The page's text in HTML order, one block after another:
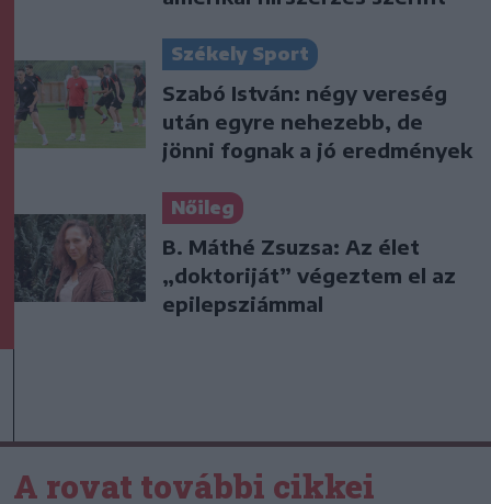
Székely Sport
Szabó István: négy vereség
után egyre nehezebb, de
jönni fognak a jó eredmények
Nőileg
B. Máthé Zsuzsa: Az élet
„doktoriját” végeztem el az
epilepsziámmal
A rovat további cikkei